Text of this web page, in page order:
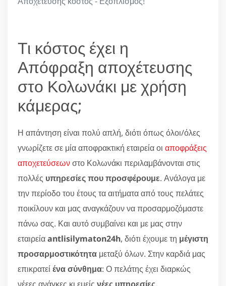
Τι κόστος έχει η
Απόφραξη αποχέτευσης
στο Κολωνάκι με χρήση
κάμερας;
Η απάντηση είναι πολύ απλή, διότι όπως όλοι/όλες
γνωρίζετε σε μία αποφρακτική εταιρεία οι αποφράξεις
αποχετεύσεωνστο Κολωνάκι περιλαμβάνονται στις
πολλές υπηρεσίες που προσφέρουμε. Ανάλογα με
την περίοδο του έτους τα αιτήματα από τους πελάτες
ποικίλουν και μας αναγκάζουν να προσαρμοζόμαστε
πάνω σας. Και αυτό συμβαίνει και με μας στην
εταιρείαantlisilymaton24h, διότι έχουμε τη μέγιστη
προσαρμοστικότητα μεταξύ όλων. Στην καρδιά μας
επικρατείένα σύνθημα: Ο πελάτης έχει διαρκώς